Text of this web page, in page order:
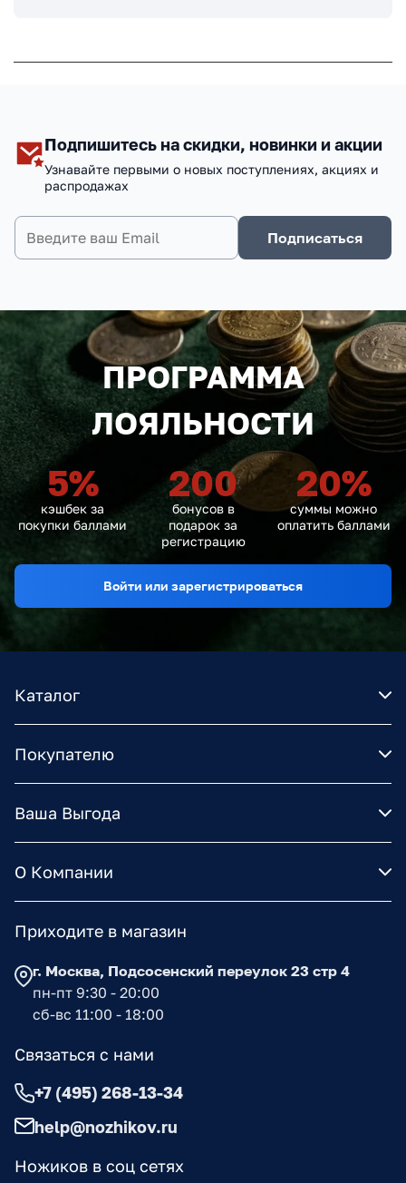
Подпишитесь на скидки, новинки и акции
Узнавайте первыми о новых поступлениях, акциях и
распродажах
Подписаться
ПРОГРАММА
ЛОЯЛЬНОСТИ
5%
кэшбек за
покупки баллами
200
бонусов в
подарок за
регистрацию
20%
суммы можно
оплатить баллами
Войти или зарегистрироваться
Каталог
Покупателю
Ваша Выгода
О Компании
Ножиков в соц сетях
Приходите в магазин
г. Москва, Подсосенский переулок 23 стр 4
пн-пт 9:30 - 20:00
сб-вс 11:00 - 18:00
Связаться с нами
+7 (495) 268-13-34
help@nozhikov.ru